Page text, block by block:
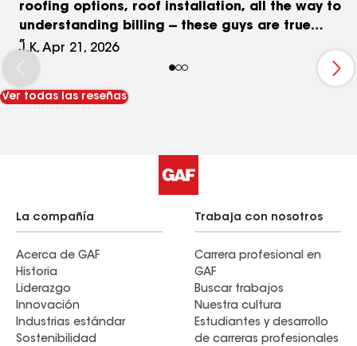
roofing options, roof installation, all the way to
understanding billing -- these guys are true
seasoned professionals. We LOVE our new roof
and receive compliments all the time. The quality
of their work is easy to see and the results look
great. The new roof they installed completely
they provided for us. The entire crew, from top to
bottom, proved to be knowledgeable, skilled,
friendly, and reliable. Communication was
excellent and very transparent. I highly
recommend Greater Purpose Roofing for any and
all roofing needs because I know I can trust and
depend on them to get the job done right; I will
absolutely be using them myself for any roofing
in the future. Thank you Alex and Slav!
J.K, Apr 21, 2026
Ver todas las reseñas
La compañía
Acerca de GAF
Historia
Liderazgo
Innovación
Industrias estándar
Sostenibilidad
Trabaja con nosotros
Carrera profesional en
GAF
Buscar trabajos
Nuestra cultura
Estudiantes y desarrollo
de carreras profesionales